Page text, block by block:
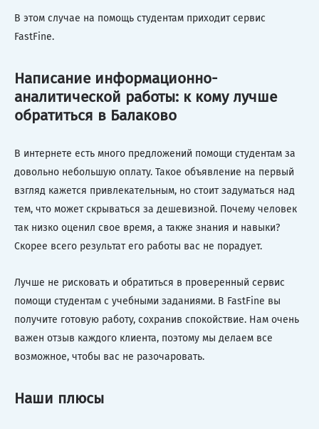
В этом случае на помощь студентам приходит сервис
FastFine.
Написание информационно-
аналитической работы: к кому лучше
обратиться в Балаково
В интернете есть много предложений помощи студентам за
довольно небольшую оплату. Такое объявление на первый
взгляд кажется привлекательным, но стоит задуматься над
тем, что может скрываться за дешевизной. Почему человек
так низко оценил свое время, а также знания и навыки?
Скорее всего результат его работы вас не порадует.
Лучше не рисковать и обратиться в проверенный сервис
помощи студентам с учебными заданиями. В FastFine вы
получите готовую работу, сохранив спокойствие. Нам очень
важен отзыв каждого клиента, поэтому мы делаем все
возможное, чтобы вас не разочаровать.
Наши плюсы